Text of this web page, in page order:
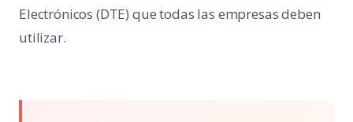
Electrónicos (DTE) que todas las empresas deben
utilizar.